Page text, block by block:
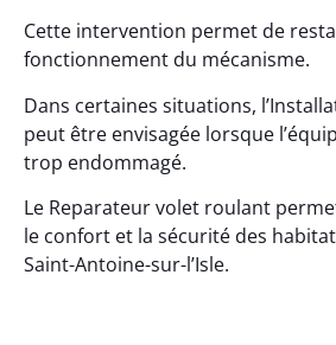
Cette intervention permet de
fonctionnement du mécanisme.
Dans certaines situations,
peut être envisagée lorsque
trop endommagé.
Le Reparateur volet roulant
le confort et la sécurité des
Saint-Antoine-sur-l’Isle.